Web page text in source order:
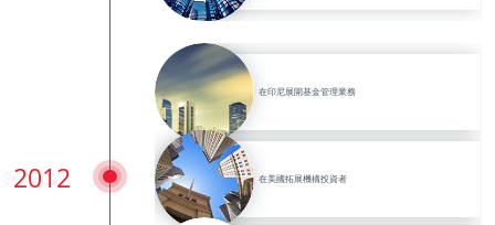
2012
在印尼展開基金管理業務
在美國拓展機構投資者